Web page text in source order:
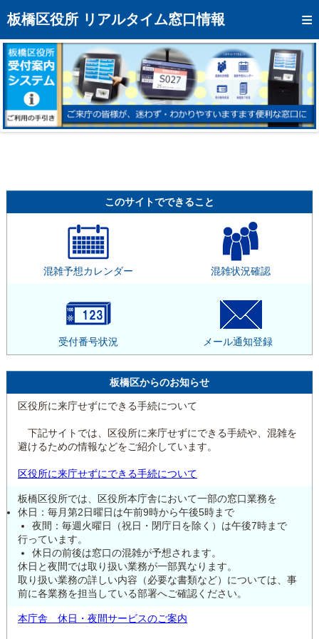
板橋区役所 リアルタイム窓口情報
トップページへ
混雑予想カレンダー
リアルタイム混雑状況
リアルタイム受付番号状況
メール通知登録
モバイルサイト
区役所フロアマップ
このサイトでできること
混雑予想カレンダー 混雑状況確認
受付番号状況 メール通知登録
板橋区からのお知らせ
区役所に来庁せずにできる手続について
下記サイトでは、区役所に来庁せずにできる手続や、混雑を
避けるための情報などをご紹介しています。
区役所に来庁せずにできる手続について
板橋区役所では、区役所本庁舎において一部の窓口業務を
休日：毎月第2日曜日は午前9時から午後5時まで
夜間：毎週火曜日（祝日・閉庁日を除く）は午後7時まで
行っています。
休日の前後は窓口の混雑が予想されます。
休日と夜間では取り扱い業務が一部異なります。
取り扱い業務の詳しい内容（必要な書類など）については、事
前に各業務を担当している部署へご確認ください。
本庁舎 休日・夜間サービスのご案内